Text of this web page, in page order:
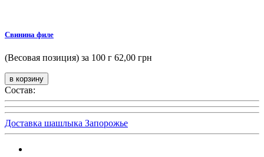
Свинина филе
(Весовая позиция) за 100 г 62,00 грн
Состав:
Доставка шашлыка Запорожье